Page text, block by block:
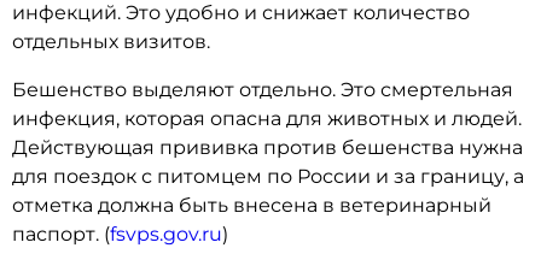
инфекций. Это удобно и снижает количество
отдельных визитов.
Бешенство выделяют отдельно. Это смертельная
инфекция, которая опасна для животных и людей.
Действующая прививка против бешенства нужна
для поездок с питомцем по России и за границу, а
отметка должна быть внесена в ветеринарный
паспорт. (fsvps.gov.ru)